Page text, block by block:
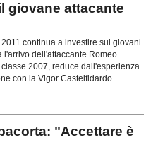
giovane attacante
2011 continua a investire sui giovani
l'arrivo dell'attaccante Romeo
2007, reduce dall'esperienza
con la Vigor Castelfidardo.
"Accettare è